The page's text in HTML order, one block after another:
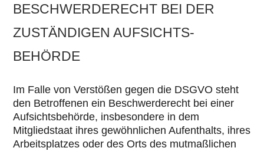
BESCHWERDE­RECHT BEI DER
ZUSTÄNDIGEN AUFSICHTS­
BEHÖRDE
Im Falle von Verstößen gegen die DSGVO steht
den Betroffenen ein Beschwerderecht bei einer
Aufsichtsbehörde, insbesondere in dem
Mitgliedstaat ihres gewöhnlichen Aufenthalts, ihres
Arbeitsplatzes oder des Orts des mutmaßlichen